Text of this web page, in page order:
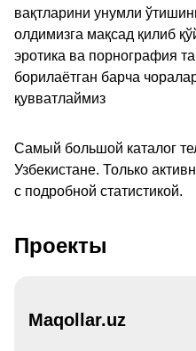
вақтларини унумли
олдимизга мақсад қилиб
эротика ва порнография
борилаётган барча
қувватлаймиз
Самый большой каталог
Узбекистане. Только
с подробной статистикой.
Проекты
Maqollar.uz